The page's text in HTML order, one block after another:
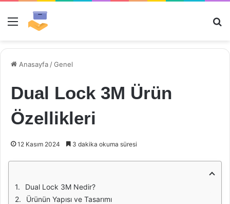
Menü
Anasayfa /Genel
Dual Lock 3M Ürün
Özellikleri
12 Kasım 2024 3 dakika okuma süresi
Dual Lock 3M Nedir?
Ürünün Yapısı ve Tasarımı